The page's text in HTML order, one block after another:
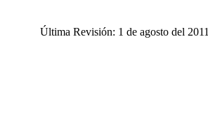
Última Revisión: 1 de agosto del 2011